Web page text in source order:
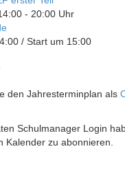
- 20:00 Uhr
/ Start um 15:00
den Jahresterminplan als
Schulmanager Login
Kalender zu abonnieren.